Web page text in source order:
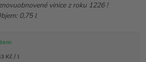
vinice z roku 1226 !
0,75 l
Kč / l